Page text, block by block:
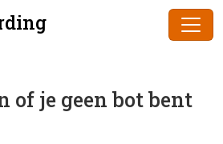
of je geen bot bent